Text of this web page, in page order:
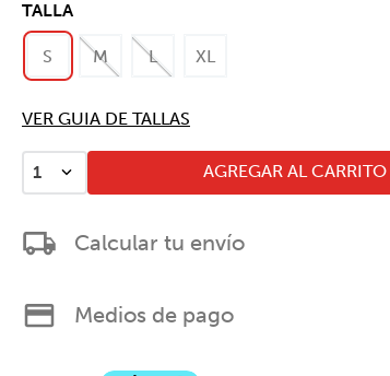
TALLA
S M L XL
VER GUIA DE TALLAS
1 AGREGAR AL CARRITO
Calcular tu envío
Medios de pago